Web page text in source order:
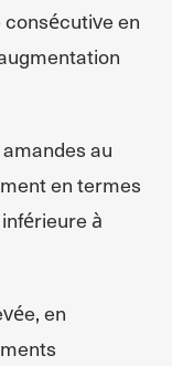
en
au
en termes
à
en